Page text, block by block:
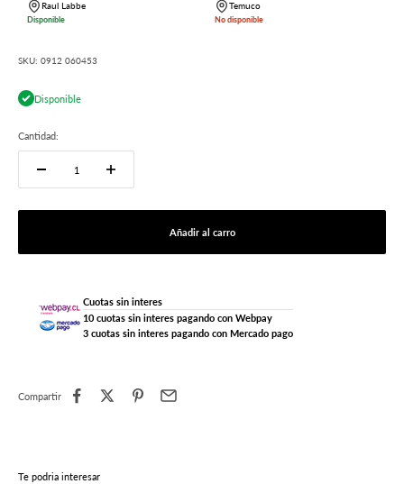
Raul Labbe
Disponible
Temuco
No disponible
SKU: 0912 060453
Disponible
Cantidad:
Añadir al carro
Cuotas sin interes
10 cuotas sin interes pagando con Webpay
3 cuotas sin interes pagando con Mercado pago
Compartir
Te podria interesar